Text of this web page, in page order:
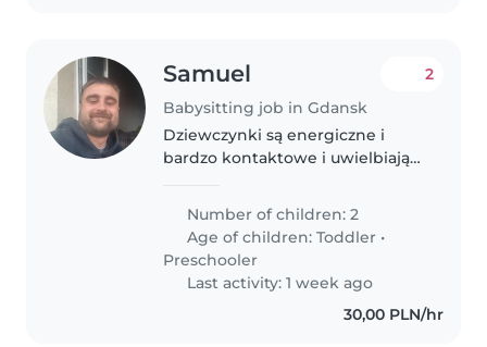
Samuel
Babysitting job in Gdansk
2
Dziewczynki są energiczne i
bardzo kontaktowe i uwielbiają
ograniczyć 😂
Number of children: 2
Age of children:Toddler •
Preschooler
Last activity: 1 week ago
30,00 PLN/hr